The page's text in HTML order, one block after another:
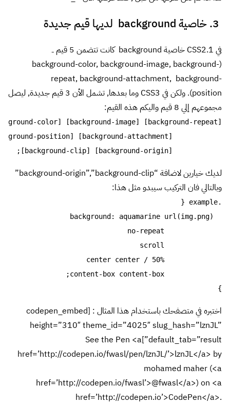
في CSS2.1 خاصية background كانت تتضمن 5 قيم ــ
(background-color, background-image, background-
repeat, background-attachment, background-
position). ولكن في CSS3 وما بعدها, تشمل الأن 3 قيم جديدة, ليصل
مجموعهم إلي 8 قيم واليكم هذه القيم:
            [background-origin] [background-clip];
لديك خيارين لاضافة “background-origin”,”background-clip”
وبالتالي فان التركيب سيبدو مثل هذا:
}
اختبره في متصفحك باستخدام هذا المثال : [codepen_embed
height=”310″ theme_id=”4025″ slug_hash=”lznJL”
default_tab=”result”]See the Pen <a
href=’http://codepen.io/fwasl/pen/lznJL/’>lznJL</a> by
mohamed maher (<a
href=’http://codepen.io/fwasl’>@fwasl</a>) on <a
href=’http://codepen.io’>CodePen</a>.